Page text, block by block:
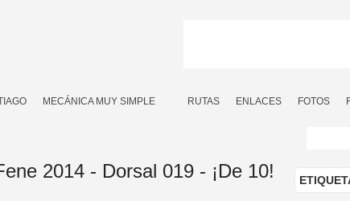
MECÁNICA MUY SIMPLE RUTAS ENLACES FOTOS
2014 - Dorsal 019 - ¡De 10!